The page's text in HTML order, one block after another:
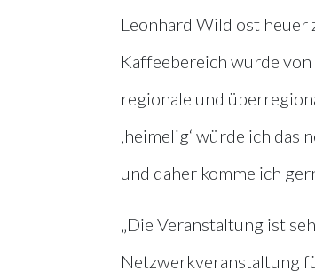
Leonhard Wild ost heuer
Kaffeebereich wurde von
regionale und
‚heimelig‘ würde ich
und daher komme ich
„Die Veranstaltung ist
Netzwerkveranstaltung